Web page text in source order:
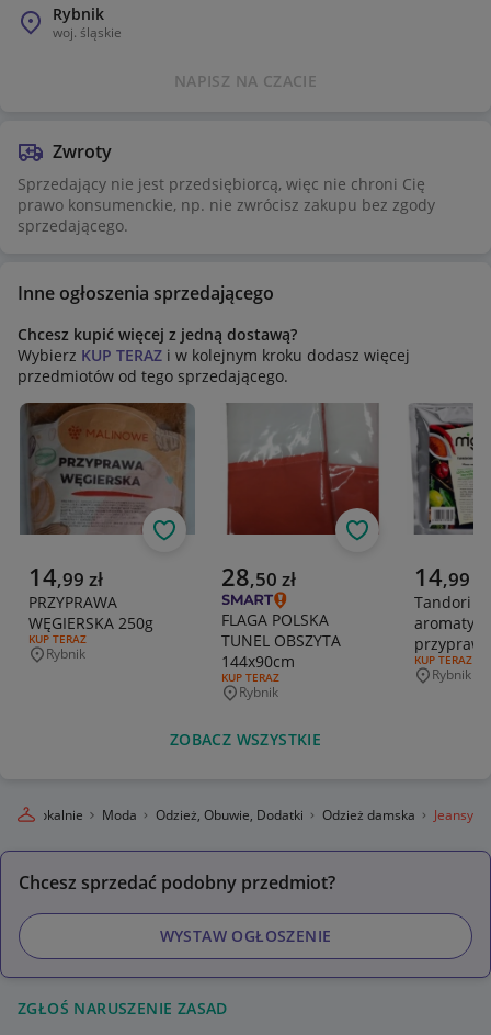
Rybnik
woj. śląskie
NAPISZ NA CZACIE
Zwroty
Sprzedający nie jest przedsiębiorcą, więc nie chroni Cię
prawo konsumenckie, np. nie zwrócisz zakupu bez zgody
sprzedającego.
Inne ogłoszenia sprzedającego
Chcesz kupić więcej z jedną dostawą?
Wybierz KUP TERAZ i w kolejnym kroku dodasz więcej
przedmiotów od tego sprzedającego.
Aktualna cena
14,99 zł
PRZYPRAWA
WĘGIERSKA 250g
RODZAJ OFERTY:
KUP TERAZ
Miejscowość
Rybnik
Obserwuj
Aktualna cena
28,50 zł
FLAGA POLSKA
TUNEL OBSZYTA
144x90cm
RODZAJ OFERTY:
KUP TERAZ
Miejscowość
Rybnik
Obserwuj
Aktualna
14,99
Tandori
RODZAJ
KUP TERAZ
Rybnik
ZOBACZ WSZYSTKIE
Lokalnie Moda Odzież, Obuwie, Dodatki Odzież damska Jeansy
Chcesz sprzedać podobny przedmiot?
WYSTAW OGŁOSZENIE
ZGŁOŚ NARUSZENIE ZASAD